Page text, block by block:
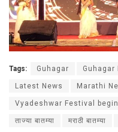
Tags: Guhagar Guhagar
Latest News Marathi
Vyadeshwar Festival
ताज्या बातम्या मराठी बातम्या